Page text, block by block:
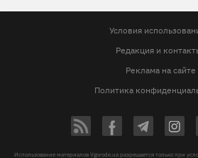
Условия
Редакция и
Реклама на сайте
Политика
Использование материалов Vgorode.ua разрешается только при